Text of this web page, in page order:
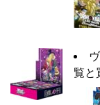
覧と